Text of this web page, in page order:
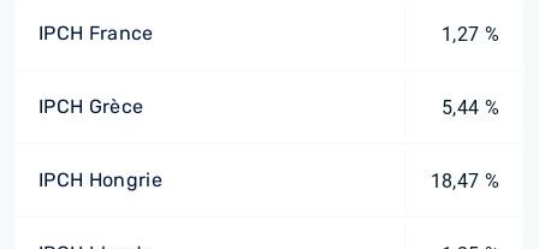
IPCH France 1,27 %
IPCH Grèce 5,44 %
IPCH Hongrie 18,47 %